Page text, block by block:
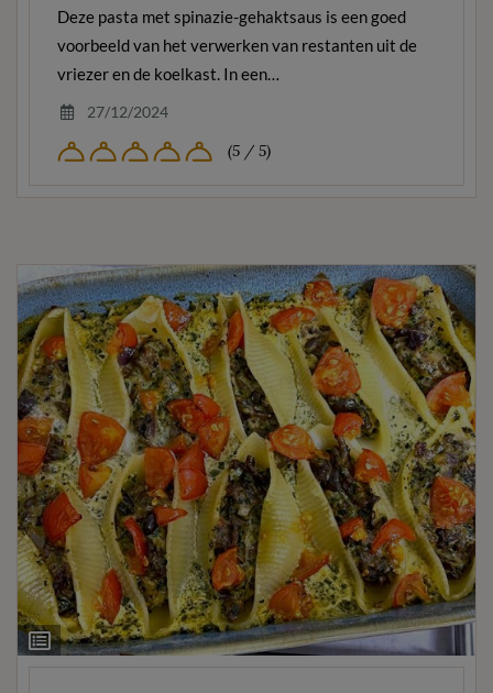
Deze pasta met spinazie-gehaktsaus is een goed
voorbeeld van het verwerken van restanten uit de
vriezer en de koelkast. In een…
27/12/2024
(5 / 5)
Ingrediëntenlijst